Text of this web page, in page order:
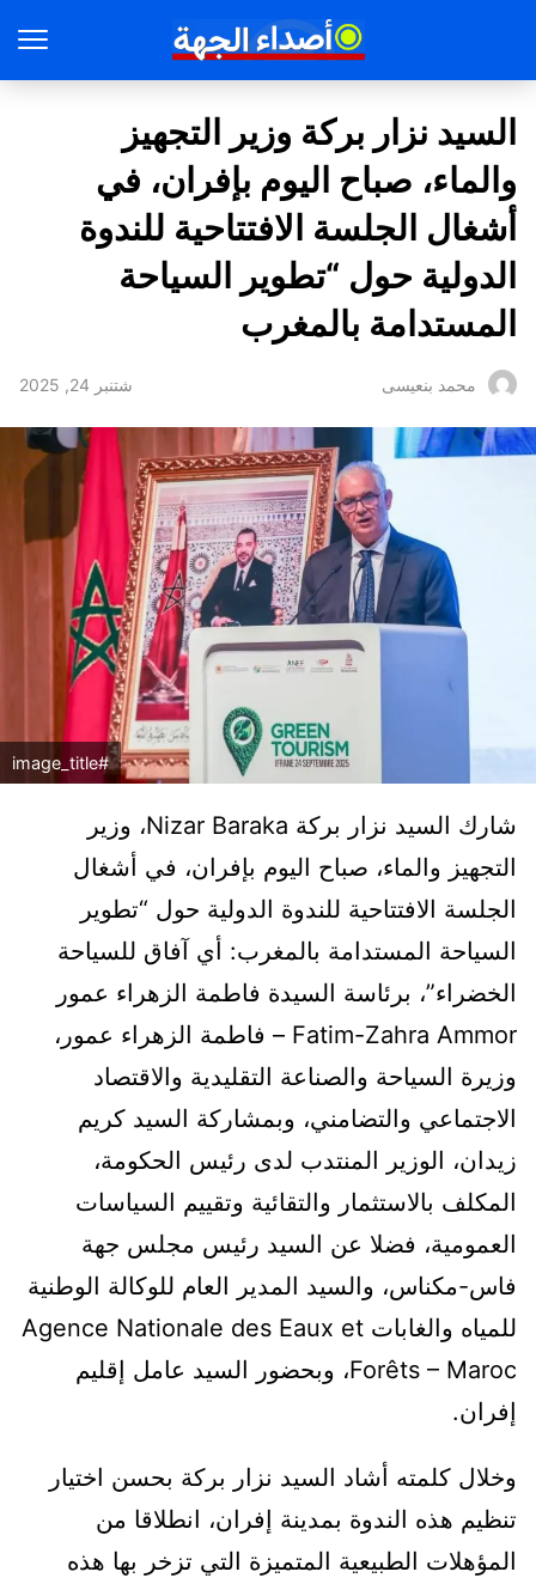
السيد نزار بركة وزير التجهيز
والماء، صباح اليوم بإفران، في
أشغال الجلسة الافتتاحية للندوة
الدولية حول “تطوير السياحة
المستدامة بالمغرب
محمد بنعيسى شتنبر 24, 2025
#image_title
شارك السيد نزار بركة Nizar Baraka، وزير
التجهيز والماء، صباح اليوم بإفران، في أشغال
الجلسة الافتتاحية للندوة الدولية حول “تطوير
السياحة المستدامة بالمغرب: أي آفاق للسياحة
الخضراء”، برئاسة السيدة فاطمة الزهراء عمور
Fatim-Zahra Ammor – فاطمة الزهراء عمور،
وزيرة السياحة والصناعة التقليدية والاقتصاد
الاجتماعي والتضامني، وبمشاركة السيد كريم
زيدان، الوزير المنتدب لدى رئيس الحكومة،
المكلف بالاستثمار والتقائية وتقييم السياسات
العمومية، فضلا عن السيد رئيس مجلس جهة
فاس-مكناس، والسيد المدير العام للوكالة الوطنية
للمياه والغابات Agence Nationale des Eaux et
Forêts – Maroc، وبحضور السيد عامل إقليم
إفران.
وخلال كلمته أشاد السيد نزار بركة بحسن اختيار
تنظيم هذه الندوة بمدينة إفران، انطلاقا من
المؤهلات الطبيعية المتميزة التي تزخر بها هذه